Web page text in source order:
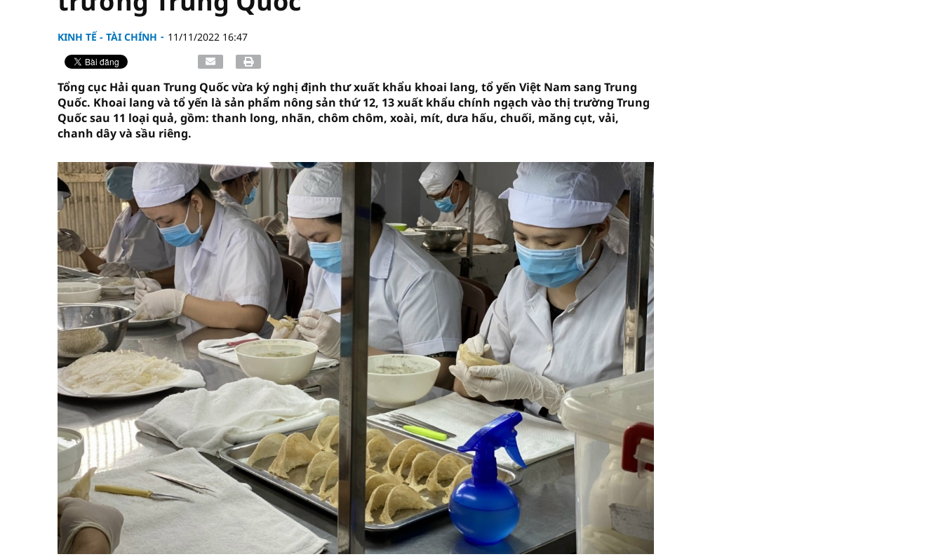
KINH TẾ - TÀI CHÍNH 11/11/2022 16:47
Tổng cục Hải quan Trung Quốc vừa ký nghị định thư xuất khẩu khoai lang, tổ yến Việt Nam sang Trung
Quốc. Khoai lang và tổ yến là sản phẩm nông sản thứ 12, 13 xuất khẩu chính ngạch vào thị trường Trung
Quốc sau 11 loại quả, gồm: thanh long, nhãn, chôm chôm, xoài, mít, dưa hấu, chuối, măng cụt, vải,
chanh dây và sầu riêng.